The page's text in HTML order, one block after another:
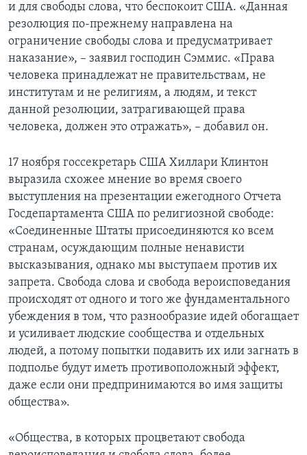
и для свободы слова, что беспокоит США. «Данная
резолюция по-прежнему направлена на
ограничение свободы слова и предусматривает
наказание», – заявил господин Сэммис. «Права
человека принадлежат не правительствам, не
институтам и не религиям, а людям, и текст
данной резолюции, затрагивающей права
человека, должен это отражать», – добавил он.
17 ноября госсекретарь США Хиллари Клинтон
выразила схожее мнение во время своего
выступления на презентации ежегодного Отчета
Госдепартамента США по религиозной свободе:
«Соединенные Штаты присоединяются ко всем
странам, осуждающим полные ненависти
высказывания, однако мы выступаем против их
запрета. Свобода слова и свобода вероисповедания
происходят от одного и того же фундаментального
убеждения в том, что разнообразие идей обогащает
и усиливает людские сообщества и отдельных
людей, а потому попытки подавить их или загнать в
подполье будут иметь противоположный эффект,
даже если они предпринимаются во имя защиты
общества».
«Общества, в которых процветают свобода